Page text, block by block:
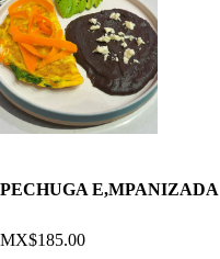
PECHUGA E,MPANIZADA
MX$185.00